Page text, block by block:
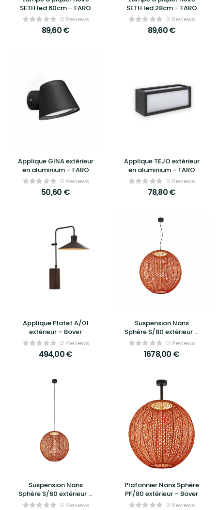
SETH led 60cm – FARO
0 Reviews
89,60€
SETH led 28cm – FARO
0 Reviews
89,60€
Applique GINA extérieur
en aluminium – FARO
0 Reviews
50,60 €
Applique TEJO extérieur
en aluminium – FARO
0 Reviews
78,80€
Applique Platet A/01
extérieur – Bover
0 Reviews
494,00€
Suspension Nans
Sphère S/80 extérieur –
Bover0 Reviews
1678,00 €
Suspension Nans
Sphère S/60 extérieur –
Bover0 Reviews
Plafonnier Nans Sphère
PF/80 extérieur – Bover
0 Reviews